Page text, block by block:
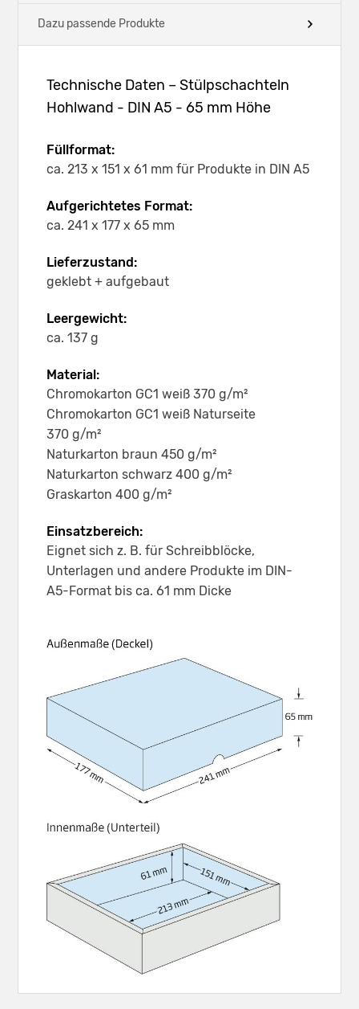
Dazu passende Produkte
Technische Daten – Stülpschachteln
Hohlwand - DIN A5 - 65 mm Höhe
Füllformat:
ca. 213 x 151 x 61 mm für Produkte in DIN A5
Aufgerichtetes Format:
ca. 241 x 177 x 65 mm
Lieferzustand:
geklebt + aufgebaut
Leergewicht:
ca. 137 g
Material:
Chromokarton GC1 weiß 370 g/m²
Chromokarton GC1 weiß Naturseite
370 g/m²
Naturkarton braun 450 g/m²
Naturkarton schwarz 400 g/m²
Graskarton 400 g/m²
Einsatzbereich:
Eignet sich z. B. für Schreibblöcke,
Unterlagen und andere Produkte im DIN-
A5-Format bis ca. 61 mm Dicke